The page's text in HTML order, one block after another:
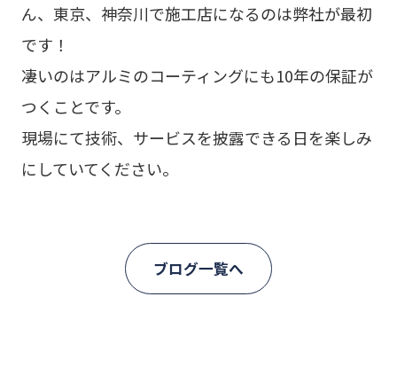
ん、東京、神奈川で施工店になるのは弊社が最初
です！
凄いのはアルミのコーティングにも10年の保証が
つくことです。
現場にて技術、サービスを披露できる日を楽しみ
にしていてください。
ブログ一覧へ